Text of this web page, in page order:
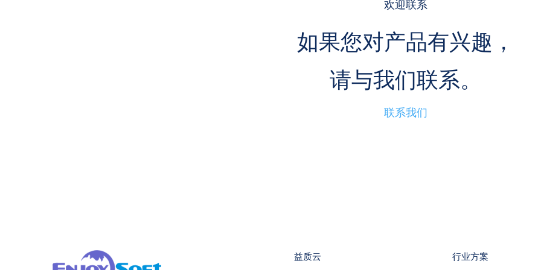
欢迎联系
如果您对产品有兴趣，
请与我们联系。
联系我们
益质云 行业方案